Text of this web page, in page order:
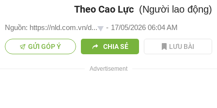
Theo Cao Lực (Người lao động)
Nguồn: https://nld.com.vn/d... - 17/05/2026 06:04 AM
GỬI GÓP Ý CHIA SẺ LƯU BÀI